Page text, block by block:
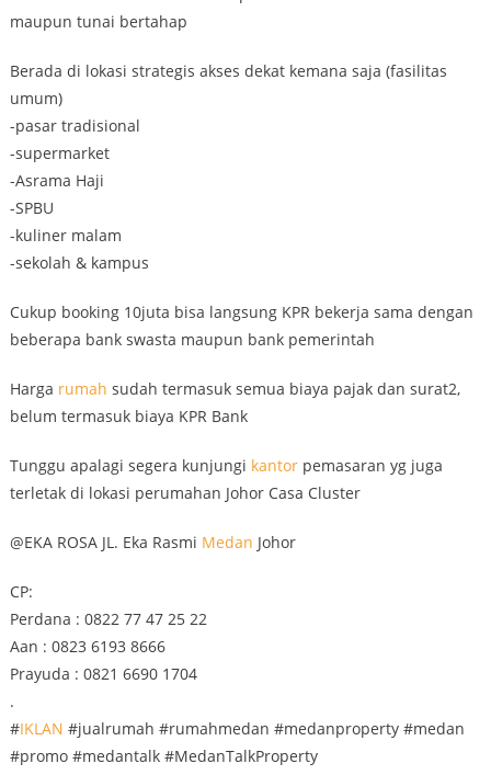
maupun tunai bertahap
Berada di lokasi strategis akses dekat kemana saja (fasilitas
umum)
-pasar tradisional
-supermarket
-Asrama Haji
-SPBU
-kuliner malam
-sekolah & kampus
Cukup booking 10juta bisa langsung KPR bekerja sama dengan
beberapa bank swasta maupun bank pemerintah
Harga rumah sudah termasuk semua biaya pajak dan surat2,
belum termasuk biaya KPR Bank
Tunggu apalagi segera kunjungi kantorpemasaran yg juga
terletak di lokasi perumahan Johor Casa Cluster
@EKA ROSA JL. Eka Rasmi Medan Johor
CP:
Perdana : 0822 77 47 25 22
Aan : 0823 6193 8666
Prayuda : 0821 6690 1704
.
#IKLAN #jualrumah #rumahmedan #medanproperty #medan
#promo #medantalk #MedanTalkProperty